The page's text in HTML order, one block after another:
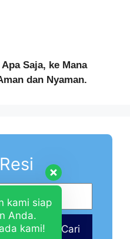
Saja, ke Mana
dan Nyaman.
Cari
kami siap
Anda.
kami!